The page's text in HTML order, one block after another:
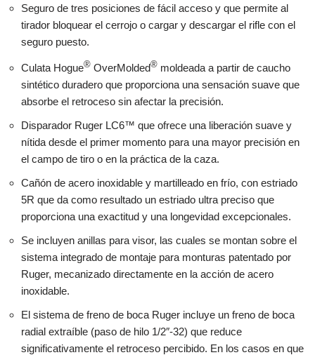
Seguro de tres posiciones de fácil acceso y que permite al
tirador bloquear el cerrojo o cargar y descargar el rifle con el
seguro puesto.
Culata Hogue® OverMolded® moldeada a partir de caucho
sintético duradero que proporciona una sensación suave que
absorbe el retroceso sin afectar la precisión.
Disparador Ruger LC6™ que ofrece una liberación suave y
nítida desde el primer momento para una mayor precisión en
el campo de tiro o en la práctica de la caza.
Cañón de acero inoxidable y martilleado en frío, con estriado
5R que da como resultado un estriado ultra preciso que
proporciona una exactitud y una longevidad excepcionales.
Se incluyen anillas para visor, las cuales se montan sobre el
sistema integrado de montaje para monturas patentado por
Ruger, mecanizado directamente en la acción de acero
inoxidable.
El sistema de freno de boca Ruger incluye un freno de boca
radial extraíble (paso de hilo 1/2″-32) que reduce
significativamente el retroceso percibido. En los casos en que